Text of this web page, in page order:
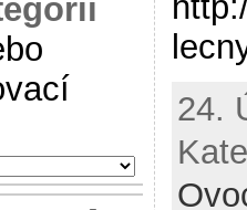
24.